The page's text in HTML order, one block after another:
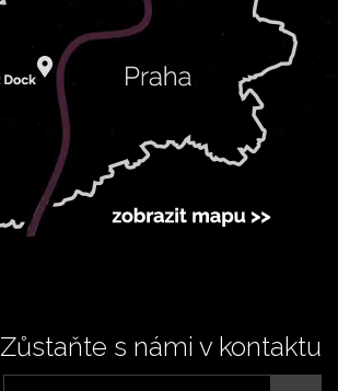
Zůstaňte s námi v kontaktu